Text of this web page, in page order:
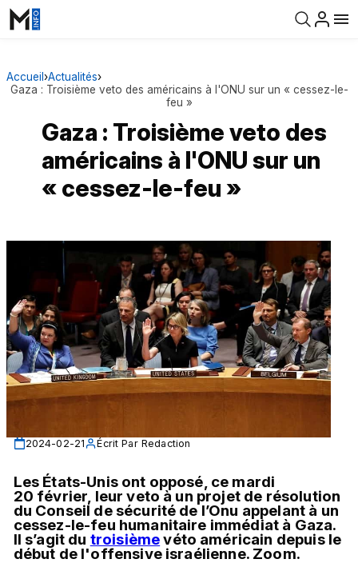
Accueil ›Actualités›
Gaza : Troisième veto des américains à l'ONU sur un « cessez-le-
feu »
Gaza : Troisième veto des
américains à l'ONU sur un
« cessez-le-feu »
2024-02-21 Écrit Par Redaction
Les États-Unis ont opposé, ce mardi
20 février, leur veto à un projet de résolution
du Conseil de sécurité de l’Onu appelant à un
cessez-le-feu humanitaire immédiat à Gaza.
Il s’agit du troisième véto américain depuis le
début de l'offensive israélienne. Zoom.